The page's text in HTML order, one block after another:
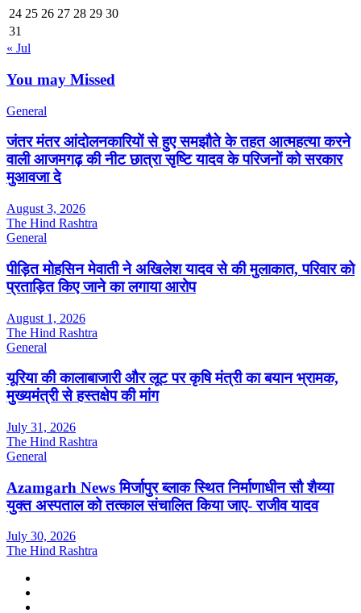
24 25 26 27 28 29 30
31
« Jul
You may Missed
General
जंतर मंतर आंदोलनकारियों से हुए समझौते के तहत आत्महत्या करने
वाली आजमगढ़ की नीट छात्रा सृष्टि यादव के परिजनों को सरकार
मुआवजा दे
August 3, 2026
The Hind Rashtra
General
पीड़ित मोहसिन मेवाती ने अखिलेश यादव से की मुलाकात, परिवार को
प्रताड़ित किए जाने का लगाया आरोप
August 1, 2026
The Hind Rashtra
General
यूरिया की कालाबाजारी और लूट पर कृषि मंत्री का बयान भ्रामक,
मुख्यमंत्री से हस्तक्षेप की मांग
July 31, 2026
The Hind Rashtra
General
Azamgarh News मिर्जापुर ब्लाक स्थित निर्माणाधीन सौ शैय्या
युक्त अस्पताल को तत्काल संचालित किया जाए- राजीव यादव
July 30, 2026
The Hind Rashtra